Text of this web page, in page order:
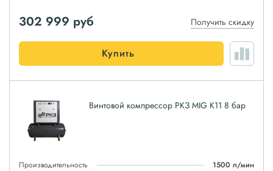
302 999 руб Получить скидку
Купить
Винтовой компрессор РКЗ MIG K11 8 бар
Производительность
1500 л/мин